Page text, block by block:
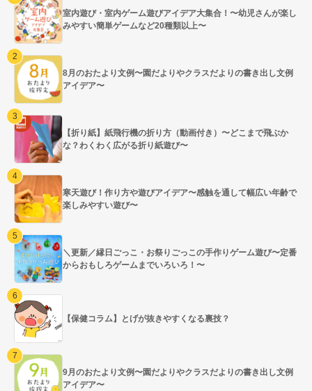
室内遊び・室内ゲーム遊びアイデア大集合！〜幼児さんが楽し
みやすい簡単ゲームなど20種類以上〜
8月のおたより文例〜園だよりやクラスだよりの書き出し文例
アイデア〜
【折り紙】紙飛行機の折り方（動画付き）〜どこまで飛ぶか
な？わくわく広がる折り紙遊び〜
寒天遊び！作り方や遊びアイデア〜感触を通して幅広い年齢で
楽しみやすい遊び〜
＼更新／縁日ごっこ・お祭りごっこの手作りゲーム遊び〜定番
からおもしろゲームまでいろいろ！〜
【保健コラム】とげが抜きやすくなる裏技？
9月のおたより文例〜園だよりやクラスだよりの書き出し文例
アイデア〜